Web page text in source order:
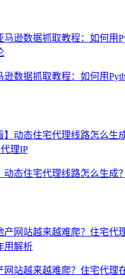
逊数据抓取教程：如何用
动态住宅代理线路怎么生
网站越来越难爬？住宅代理